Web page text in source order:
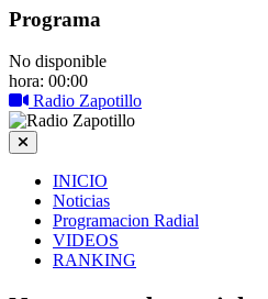
Programa
No disponible
hora: 00:00
Radio Zapotillo
INICIO
Noticias
Programacion Radial
VIDEOS
RANKING